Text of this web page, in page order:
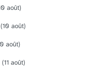
août)
(10 août)
août)
(11 août)